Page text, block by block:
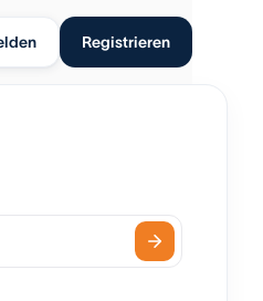
Registrieren